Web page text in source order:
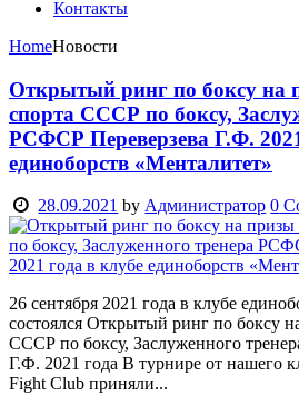
Контакты
HomeНовости
Открытый ринг по боксу на
спорта СССР по боксу,
РСФСР Переверзева Г.Ф.
единоборств «Менталитет»
28.09.2021 byАдминистратор 0
26 сентября 2021 года в клубе
состоялся Открытый ринг по боксу
СССР по боксу, Заслуженного
Г.Ф. 2021 года В турнире от нашего
Fight Club приняли...